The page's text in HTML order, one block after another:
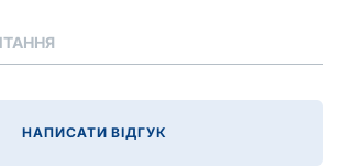
НАПИСАТИ ВІДГУК